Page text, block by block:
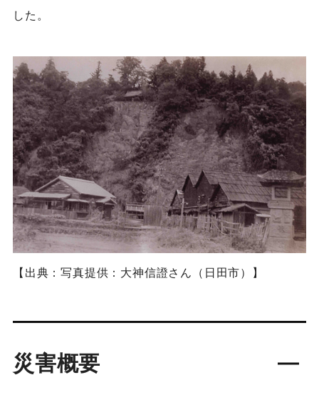
した。
【出典：写真提供：大神信證さん（日田市）】
災害概要